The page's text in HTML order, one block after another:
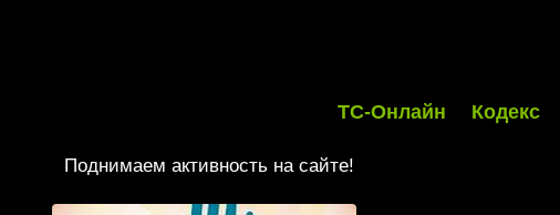
ТС-Онлайн Кодекс
Поднимаем активность на сайте!